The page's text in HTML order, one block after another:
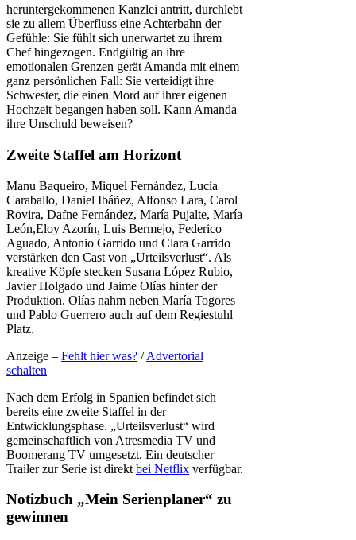
heruntergekommenen Kanzlei antritt, durchlebt
sie zu allem Überfluss eine Achterbahn der
Gefühle: Sie fühlt sich unerwartet zu ihrem
Chef hingezogen. Endgültig an ihre
emotionalen Grenzen gerät Amanda mit einem
ganz persönlichen Fall: Sie verteidigt ihre
Schwester, die einen Mord auf ihrer eigenen
Hochzeit begangen haben soll. Kann Amanda
ihre Unschuld beweisen?
Zweite Staffel am Horizont
Manu Baqueiro, Miquel Fernández, Lucía
Caraballo, Daniel Ibáñez, Alfonso Lara, Carol
Rovira, Dafne Fernández, María Pujalte, María
León,Eloy Azorín, Luis Bermejo, Federico
Aguado, Antonio Garrido und Clara Garrido
verstärken den Cast von „Urteilsverlust“. Als
kreative Köpfe stecken Susana López Rubio,
Javier Holgado und Jaime Olías hinter der
Produktion. Olías nahm neben María Togores
und Pablo Guerrero auch auf dem Regiestuhl
Platz.
Anzeige – Fehlt hier was? /Advertorial
schalten
Nach dem Erfolg in Spanien befindet sich
bereits eine zweite Staffel in der
Entwicklungsphase. „Urteilsverlust“ wird
gemeinschaftlich von Atresmedia TV und
Boomerang TV umgesetzt. Ein deutscher
Trailer zur Serie ist direkt bei Netflix verfügbar.
Notizbuch „Mein Serienplaner“ zu
gewinnen